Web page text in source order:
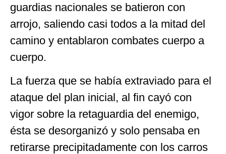
guardias nacionales se batieron con
arrojo, saliendo casi todos a la mitad del
camino y entablaron combates cuerpo a
cuerpo.
La fuerza que se había extraviado para el
ataque del plan inicial, al fin cayó con
vigor sobre la retaguardia del enemigo,
ésta se desorganizó y solo pensaba en
retirarse precipitadamente con los carros